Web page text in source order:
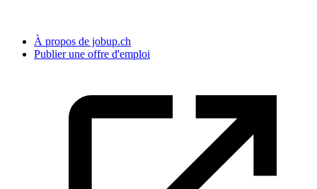
À propos de jobup.ch
Publier une offre d'emploi